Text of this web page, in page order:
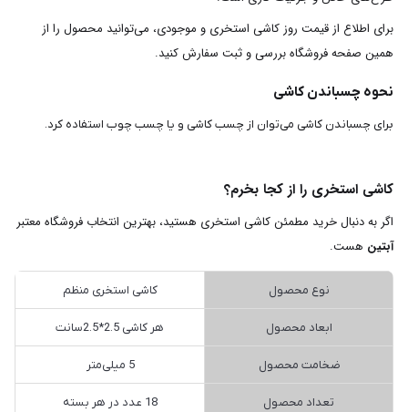
برای اطلاع از قیمت روز کاشی استخری و موجودی، می‌توانید محصول را از
همین صفحه فروشگاه بررسی و ثبت سفارش کنید.
نحوه چسباندن کاشی
برای چسباندن کاشی می‌توان از چسب کاشی و یا چسب چوب استفاده کرد.
کاشی استخری را از کجا بخرم؟
اگر به دنبال خرید مطمئن کاشی استخری هستید، بهترین انتخاب فروشگاه معتبر
آبتین هست.
نوع محصول کاشی استخری منظم
ابعاد محصول هر کاشی 2.5*2.5سانت
ضخامت محصول 5 میلی‌متر
تعداد محصول 18 عدد در هر بسته